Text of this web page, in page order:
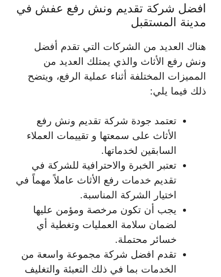
افضل شركة تقديم ونش رفع عفش في
مدينة المستقبل
هناك العديد من الشركات التي تقدم أفضل
ونش رفع الأثاث والذي يمتلك العديد من
المميزات المختلفة أثناء عملية الرفع، ويتضح
ذلك فيما يلي:
تعتمد جودة شركة تقديم ونش رفع
الأثاث على سمعتها و تقييمات العملاء
السابقين لخدماتها.
تعتبر الخبرة والاحترافية للشركة في
تقديم خدمات رفع الأثاث عاملاً مهماً في
اختيار الشركة المناسبة.
يجب أن تكون مرخصة ومؤمن عليها
لضمان سلامة العمليات وتغطية أي
خسائر محتملة.
تقدم افضل شركة مجموعة واسعة من
الخدمات بما في ذلك التعبئة والتغليف